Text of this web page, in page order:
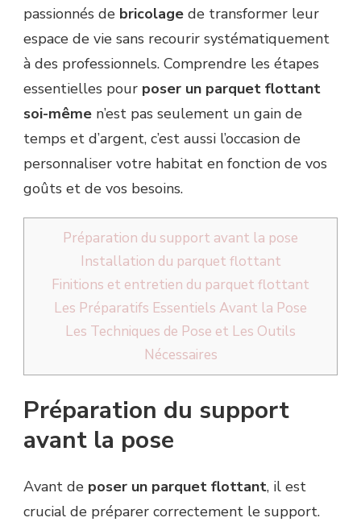
passionnés de bricolage de transformer leur
espace de vie sans recourir systématiquement
à des professionnels. Comprendre les étapes
essentielles pour poser un parquet flottant
soi-même n’est pas seulement un gain de
temps et d’argent, c’est aussi l’occasion de
personnaliser votre habitat en fonction de vos
goûts et de vos besoins.
Préparation du support avant la pose
Installation du parquet flottant
Finitions et entretien du parquet flottant
Les Préparatifs Essentiels Avant la Pose
Les Techniques de Pose et Les Outils
Nécessaires
Préparation du support
avant la pose
Avant de poser un parquet flottant, il est
crucial de préparer correctement le support.